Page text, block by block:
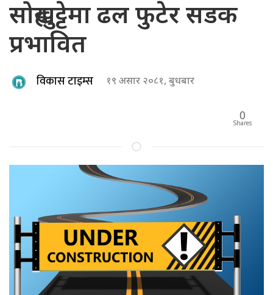
सोह्रखुट्टेमा ढल फुटेर सडक
प्रभावित
विकास टाइम्स १९ असार २०८१, बुधबार
0
Shares